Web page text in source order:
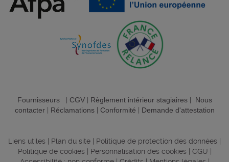
Fournisseurs| CGV| Règlement intérieur stagiaires| Nous
contacter| Réclamations| Conformité Demande d'attestation
Liens utiles Plan du site Politique de protection des données
Politique de cookies
Personnalisation des cookies CGU